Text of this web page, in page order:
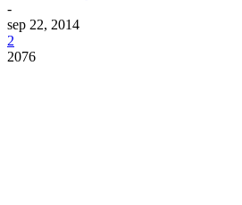
-
sep 22, 2014
2
2076